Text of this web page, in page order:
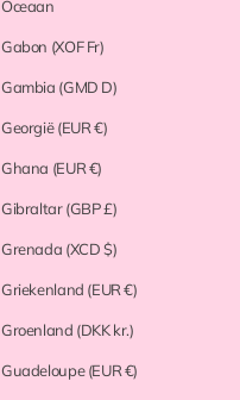
Oceaan
Gabon (XOF Fr)
Gambia (GMD D)
Georgië(EUR €)
Ghana (EUR €)
Gibraltar(GBP £)
Grenada (XCD $)
Griekenland (EUR €)
Groenland (DKK kr.)
Guadeloupe(EUR €)